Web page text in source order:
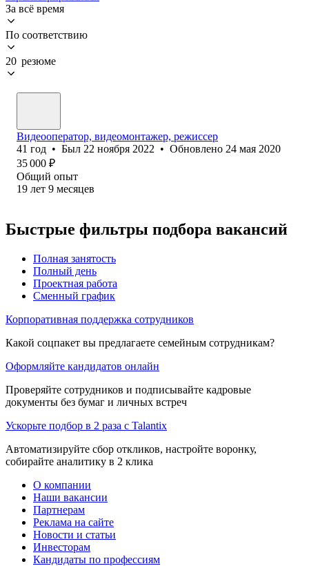
За всё время
По соответствию
20 резюме
Видеооператор, видеомонтажер, режиссер
41 год • Был 22 ноября 2022 • Обновлено 24 мая 2020
35 000 ₽
Общий опыт
19 лет 9 месяцев
Быстрые фильтры подбора вакансий
Полная занятость
Полный день
Проектная работа
Сменный график
Корпоративная поддержка сотрудников
Какой соцпакет вы предлагаете семейным сотрудникам?
Оформляйте кандидатов онлайн
Проверяйте сотрудников и подписывайте кадровые
документы без бумаг и личных встреч
Ускорьте подбор в 2 раза с Talantix
Автоматизируйте сбор откликов, настройте воронку,
собирайте аналитику в 2 клика
О компании
Наши вакансии
Партнерам
Реклама на сайте
Новости и статьи
Инвесторам
Кандидаты по профессиям